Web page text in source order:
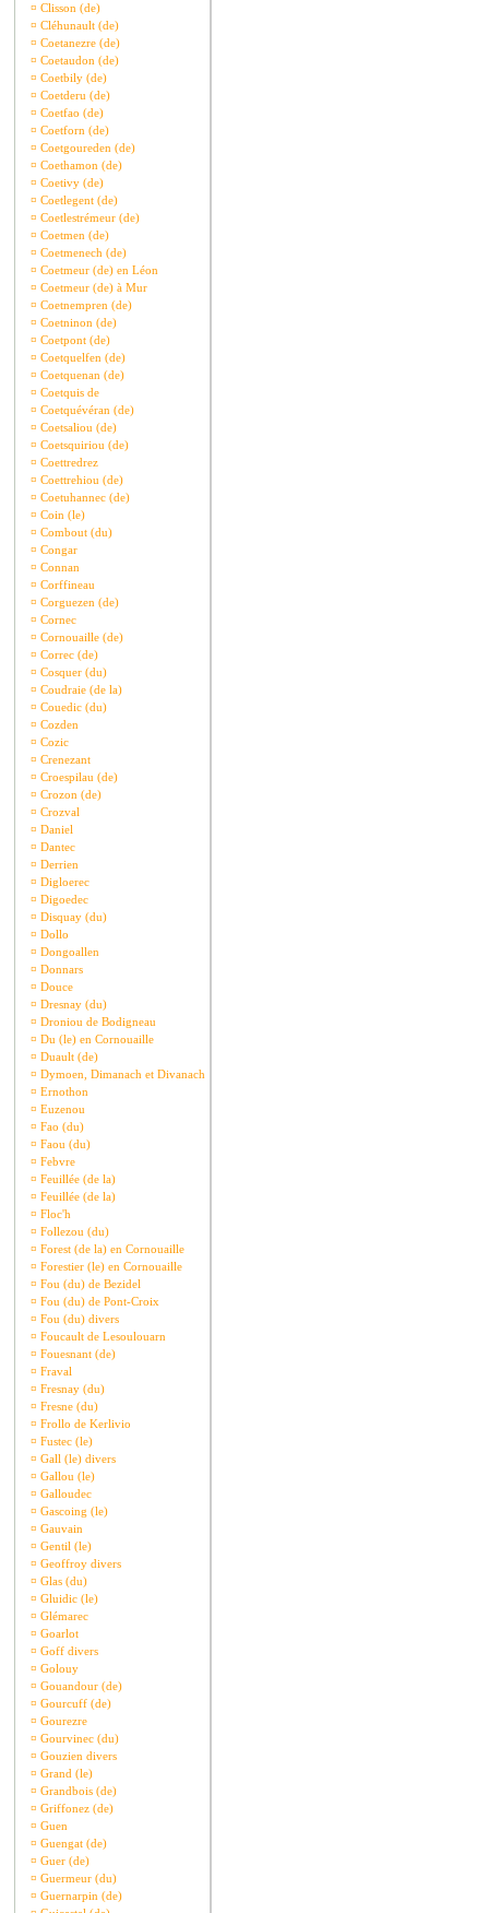
¤ Clisson (de)
¤ Cléhunault (de)
¤ Coetanezre (de)
¤ Coetaudon (de)
¤ Coetbily (de)
¤ Coetderu (de)
¤ Coetfao (de)
¤ Coetforn (de)
¤ Coetgoureden (de)
¤ Coethamon (de)
¤ Coetivy (de)
¤ Coetlegent (de)
¤ Coetlestrémeur (de)
¤ Coetmen (de)
¤ Coetmenech (de)
¤ Coetmeur (de) en Léon
¤ Coetmeur (de) à Mur
¤ Coetnempren (de)
¤ Coetninon (de)
¤ Coetpont (de)
¤ Coetquelfen (de)
¤ Coetquenan (de)
¤ Coetquis de
¤ Coetquévéran (de)
¤ Coetsaliou (de)
¤ Coetsquiriou (de)
¤ Coettredrez
¤ Coettrehiou (de)
¤ Coetuhannec (de)
¤ Coin (le)
¤ Combout (du)
¤ Congar
¤ Connan
¤ Corffineau
¤ Corguezen (de)
¤ Cornec
¤ Cornouaille (de)
¤ Correc (de)
¤ Cosquer (du)
¤ Coudraie (de la)
¤ Couedic (du)
¤ Cozden
¤ Cozic
¤ Crenezant
¤ Croespilau (de)
¤ Crozon (de)
¤ Crozval
¤ Daniel
¤ Dantec
¤ Derrien
¤ Digloerec
¤ Digoedec
¤ Disquay (du)
¤ Dollo
¤ Dongoallen
¤ Donnars
¤ Douce
¤ Dresnay (du)
¤ Droniou de Bodigneau
¤ Du (le) en Cornouaille
¤ Duault (de)
¤ Dymoen, Dimanach et Divanach
¤ Ernothon
¤ Euzenou
¤ Fao (du)
¤ Faou (du)
¤ Febvre
¤ Feuillée (de la)
¤ Feuillée (de la)
¤ Floc'h
¤ Follezou (du)
¤ Forest (de la) en Cornouaille
¤ Forestier (le) en Cornouaille
¤ Fou (du) de Bezidel
¤ Fou (du) de Pont-Croix
¤ Fou (du) divers
¤ Foucault de Lesoulouarn
¤ Fouesnant (de)
¤ Fraval
¤ Fresnay (du)
¤ Fresne (du)
¤ Frollo de Kerlivio
¤ Fustec (le)
¤ Gall (le) divers
¤ Gallou (le)
¤ Galloudec
¤ Gascoing (le)
¤ Gauvain
¤ Gentil (le)
¤ Geoffroy divers
¤ Glas (du)
¤ Gluidic (le)
¤ Glémarec
¤ Goarlot
¤ Goff divers
¤ Golouy
¤ Gouandour (de)
¤ Gourcuff (de)
¤ Gourezre
¤ Gourvinec (du)
¤ Gouzien divers
¤ Grand (le)
¤ Grandbois (de)
¤ Griffonez (de)
¤ Guen
¤ Guengat (de)
¤ Guer (de)
¤ Guermeur (du)
¤ Guernarpin (de)